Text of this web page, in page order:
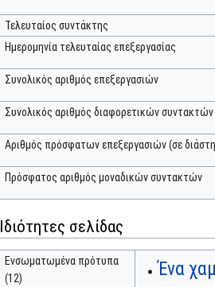
Τελευταίος συντάκτης
Ημερομηνία τελευταίας επεξεργασίας
Συνολικός αριθμός επεξεργασιών
Συνολικός αριθμός διαφορετικών συντακτών
Αριθμός πρόσφατων επεξεργασιών (σε
Πρόσφατος αριθμός μοναδικών συντακτών
Ιδιότητες σελίδας
Ενσωματωμένα πρότυπα
(12)
Ένα